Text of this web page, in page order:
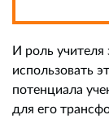
И роль
использовать
потенциала
для его